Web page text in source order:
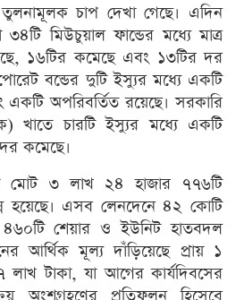
তুলনামূলক চাপ দেখা গেছে। এদিন
মিউচুয়াল ফান্ডের মধ্যে মাত্র
১৬টির কমেছে এবং ১৩টির দর
বন্ডের দুটি ইস্যুর মধ্যে একটি
একটি অপরিবর্তিত রয়েছে। সরকারি
খাতে চারটি ইস্যুর মধ্যে একটি
কমেছে।
মোট ৩ লাখ ২৪ হাজার ৭৭৬টি
হয়েছে। এসব লেনদেনে ৪২ কোটি
শেয়ার ও ইউনিট হাতবদল
আর্থিক মূল্য দাঁড়িয়েছে প্রায় ১
টাকা, যা আগের কার্যদিবসের